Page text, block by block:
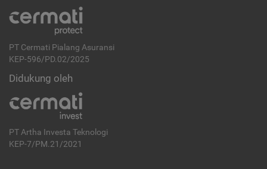
PT Cermati Pialang Asuransi
KEP-596/PD.02/2025
Didukung oleh
PT Artha Investa Teknologi
KEP-7/PM.21/2021